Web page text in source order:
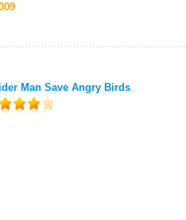
Man Save Angry Birds